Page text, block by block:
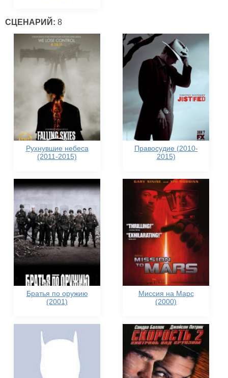
СЦЕНАРИЙ: 8
Рухнувшие небеса
(2011-2015)
Правосудие (2010-
2015)
Братья по оружию
(2001)
Миссия на Марс
(2000)